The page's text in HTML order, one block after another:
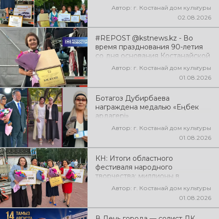
Автор: г. Костанай дом культуры
02.08.2026
#REPOST @kstnews.kz - Во
время празднования 90-летия
со дня основания Костанайской
области подвели итоги 38-го
фестиваля самодеятельного
Автор: г. Костанай дом культуры
01.08.2026
Ботагоз Дубирбаева
награждена медалью «Еңбек
ардагері»
Автор: г. Костанай дом культуры
01.08.2026
КН: Итоги областного
фестиваля народного
творчества: миллионы в
культуруАвтор: г. Костанай дом культуры
01.08.2026